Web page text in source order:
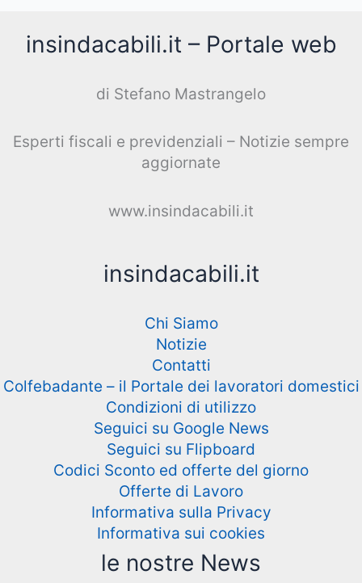
insindacabili.it – Portale web
di Stefano Mastrangelo
Esperti fiscali e previdenziali – Notizie sempre
aggiornate
www.insindacabili.it
insindacabili.it
Chi Siamo
Notizie
Contatti
Colfebadante – il Portale dei lavoratori domestici
Condizioni di utilizzo
Seguici su Google News
Seguici su Flipboard
Codici Sconto ed offerte del giorno
Offerte di Lavoro
Informativa sulla Privacy
Informativa sui cookies
le nostre News